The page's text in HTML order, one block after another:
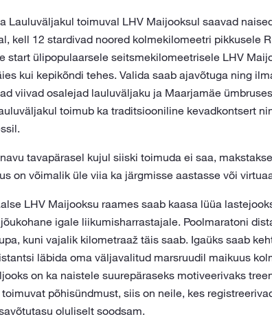
Lauluväljakul toimuval LHV Maijooksul saavad
kell 12 stardivad noored kolmekilomeetri pikkusele
start ülipopulaarsele seitsmekilomeetrisele LHV
kui kepikõndi tehes. Valida saab ajavõtuga ning
viivad osalejad lauluväljaku ja Maarjamäe
toimub ka traditsiooniline kevadkontsert
tavapärasel kujul siiski toimuda ei saa,
on võimalik üle viia ka järgmisse aastasse või
LHV Maijooksu raames saab kaasa lüüa
igale liikumisharrastajale. Poolmaratoni
kuni vajalik kilometraaž täis saab. Igaüks saab
läbida oma väljavalitud marsruudil maikuus
on ka naistele suurepäraseks motiveerivaks
põhisündmust, siis on neile, kes
oluliselt soodsam.